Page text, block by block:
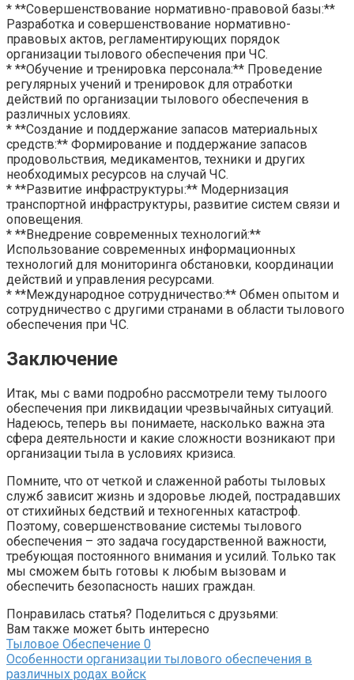
* **Совершенствование нормативно-правовой базы:**
Разработка и совершенствование нормативно-
правовых актов, регламентирующих порядок
организации тылового обеспечения при ЧС.
* **Обучение и тренировка персонала:** Проведение
регулярных учений и тренировок для отработки
действий по организации тылового обеспечения в
различных условиях.
* **Создание и поддержание запасов материальных
средств:** Формирование и поддержание запасов
продовольствия, медикаментов, техники и других
необходимых ресурсов на случай ЧС.
* **Развитие инфраструктуры:** Модернизация
транспортной инфраструктуры, развитие систем связи и
оповещения.
* **Внедрение современных технологий:**
Использование современных информационных
технологий для мониторинга обстановки, координации
действий и управления ресурсами.
* **Международное сотрудничество:** Обмен опытом и
сотрудничество с другими странами в области тылового
обеспечения при ЧС.
Заключение
Итак, мы с вами подробно рассмотрели тему тылоого
обеспечения при ликвидации чрезвычайных ситуаций.
Надеюсь, теперь вы понимаете, насколько важна эта
сфера деятельности и какие сложности возникают при
организации тыла в условиях кризиса.
Помните, что от четкой и слаженной работы тыловых
служб зависит жизнь и здоровье людей, пострадавших
от стихийных бедствий и техногенных катастроф.
Поэтому, совершенствование системы тылового
обеспечения – это задача государственной важности,
требующая постоянного внимания и усилий. Только так
мы сможем быть готовы к любым вызовам и
обеспечить безопасность наших граждан.
Понравилась статья? Поделиться с друзьями:
Вам также может быть интересно
Тыловое Обеспечение 0
Особенности организации тылового обеспечения в
различных родах войск